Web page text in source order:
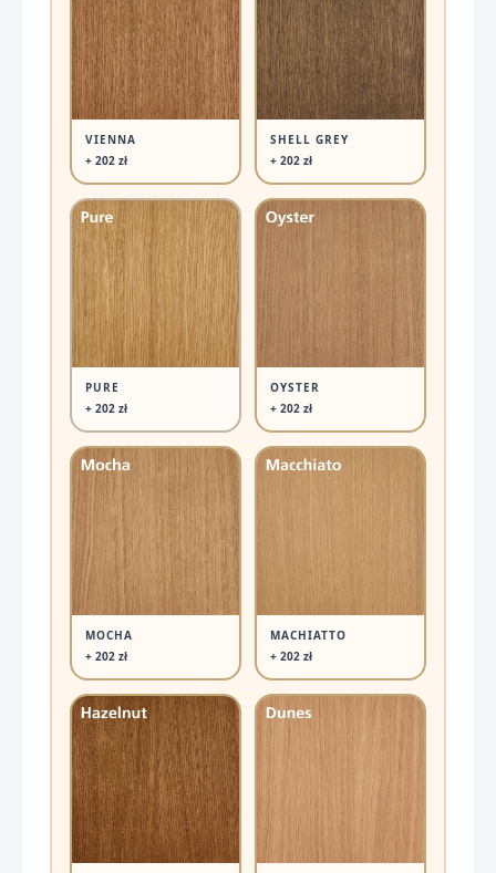
VIENNA
+ 202 zł
SHELL GREY
+ 202 zł
PURE
+ 202 zł
OYSTER
+ 202 zł
MOCHA
+ 202 zł
MACHIATTO
+ 202 zł